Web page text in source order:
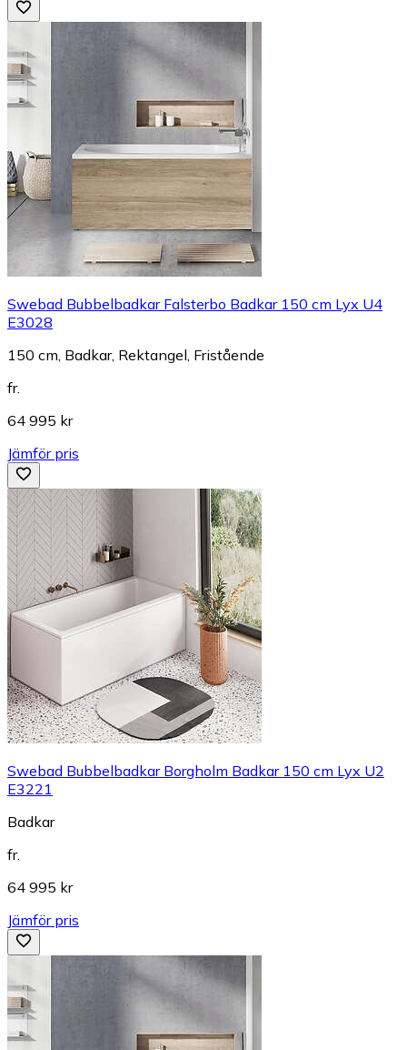
Swebad Bubbelbadkar Falsterbo Badkar 150 cm Lyx U4
E3028
150 cm, Badkar, Rektangel, Fristående
fr.
64 995 kr
Jämför pris
Swebad Bubbelbadkar Borgholm Badkar 150 cm Lyx U2
E3221
Badkar
fr.
64 995 kr
Jämför pris